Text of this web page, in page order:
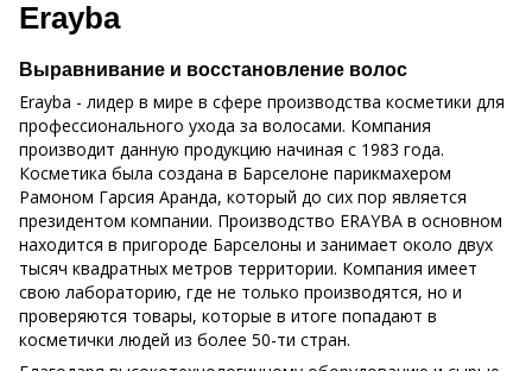
Erayba
Выравнивание и восстановление волос
Erayba - лидер в мире в сфере производства косметики для
профессионального ухода за волосами. Компания
производит данную продукцию начиная с 1983 года.
Косметика была создана в Барселоне парикмахером
Рамоном Гарсия Аранда, который до сих пор является
президентом компании. Производство ERAYBA в основном
находится в пригороде Барселоны и занимает около двух
тысяч квадратных метров территории. Компания имеет
свою лабораторию, где не только производятся, но и
проверяются товары, которые в итоге попадают в
косметички людей из более 50-ти стран.